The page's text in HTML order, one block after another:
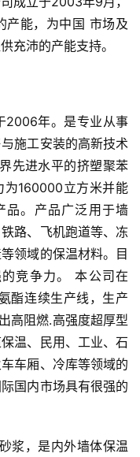
产能，为中国 市场及
充沛的产能支持。
2006年。是专业从事
施工安装的高新技术
先进水平的挤塑聚苯
为160000立方米并能
品。产品广泛用于墙
路、飞机跑道等、冻
领域的保温材料。目
竞争力。 本公司在
酯连续生产线，生产
高阻燃.高强度超厚型
温、民用、工业、石
车厢、冷库等领域的
国内市场具有很强的
浆，是内外墙体保温